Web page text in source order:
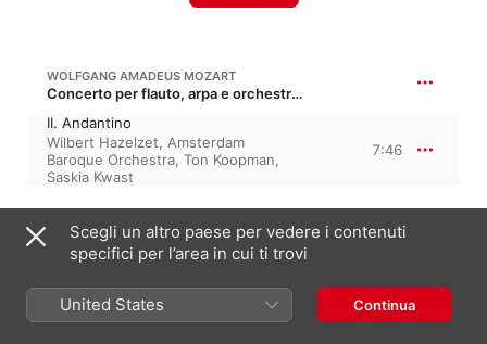
WOLFGANG AMADEUS MOZART
Concerto per flauto, arpa e orchestra in do maggiore, K. 299, K. 297c, KV 299, KV 297c
II. Andantino
Wilbert Hazelzet, Amsterdam
Baroque Orchestra, Ton Koopman,
Saskia Kwast
7:46
Preludio e fuga nº 1 in do maggiore, BWV 846 · “Il clavicembalo ben temperato, libro 1”
Fazıl Say
2:16
Scegli un altro paese per vedere i contenuti
specifici per l’area in cui ti trovi
United States Continua